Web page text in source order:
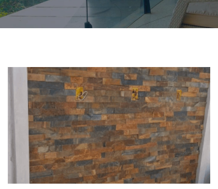
Blog